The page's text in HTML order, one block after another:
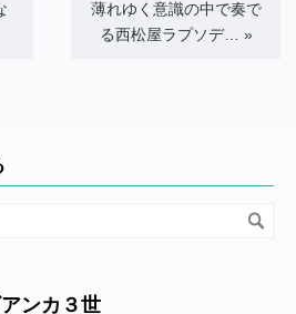
薄れゆく意識の中で奏で
る西松屋ラプソデ… »
ンカ３世